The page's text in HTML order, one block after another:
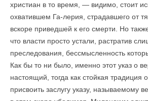
христиан в то время, — видимо, стоит
охватившем Га-лерия, страдавшего от
вскоре приведшей к его смерти. Но
что власти просто устали, растратив
преследования, бессмысленность
Как бы то ни было, именно этот указ о
настоящий, тогда как стойкая традиция
присвоить заслугу указу, называемому